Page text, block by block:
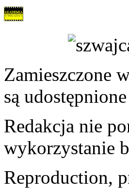
Zamieszczone
są
Redakcja nie
wykorzystanie
Reproduction,